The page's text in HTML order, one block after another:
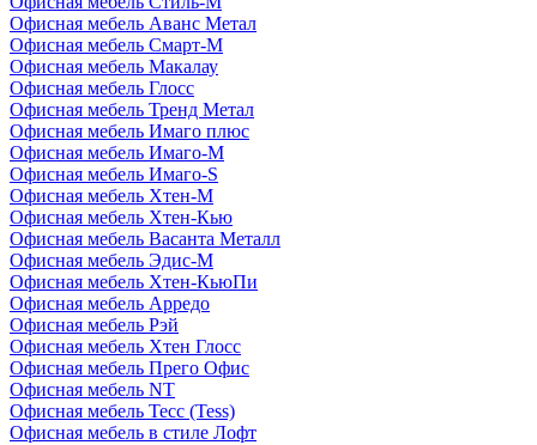
Офисная мебель Аванс Метал
Офисная мебель Смарт-М
Офисная мебель Макалау
Офисная мебель Глосс
Офисная мебель Тренд Метал
Офисная мебель Имаго плюс
Офисная мебель Имаго-М
Офисная мебель Имаго-S
Офисная мебель Хтен-M
Офисная мебель Хтен-Кью
Офисная мебель Васанта Металл
Офисная мебель Эдис-M
Офисная мебель Хтен-КьюПи
Офисная мебель Арредо
Офисная мебель Рэй
Офисная мебель Хтен Глосс
Офисная мебель Прего Офис
Офисная мебель NT
Офисная мебель Тесс (Tess)
Офисная мебель в стиле Лофт